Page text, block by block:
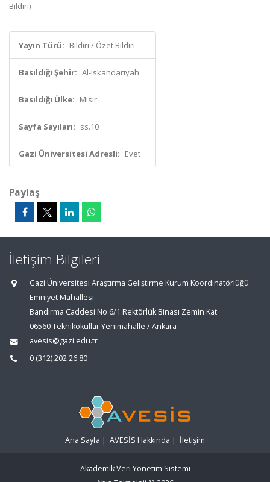
Bildiri)
Yayın Türü: Bildiri / Özet Bildiri
Basıldığı Şehir: Al-Iskandariyah
Basıldığı Ülke: Mısır
Sayfa Sayıları: ss.10
Gazi Üniversitesi Adresli: Evet
Paylaş
İletişim Bilgileri
Gazi Üniversitesi Araştırma Geliştirme Kurum Koordinatörlüğü
Emniyet Mahallesi
Bandırma Caddesi No:6/1 Rektörlük Binası Zemin Kat
06560 Teknikokullar Yenimahalle / Ankara
avesis@gazi.edu.tr
0 (312) 202 26 80
Ana Sayfa | AVESİS Hakkında | İletişim
Akademik Veri Yönetim Sistemi